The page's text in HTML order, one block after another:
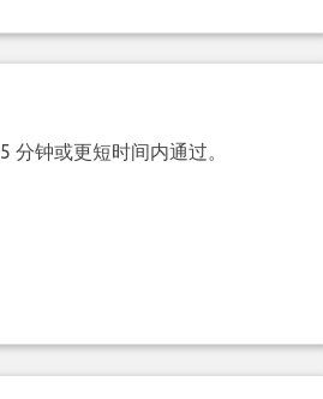
分钟或更短时间内通过。